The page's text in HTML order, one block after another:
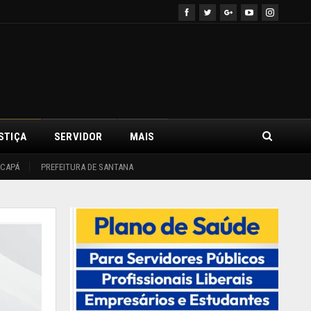
PREFEITURA DE SANTANA
SERVIDOR MAIS